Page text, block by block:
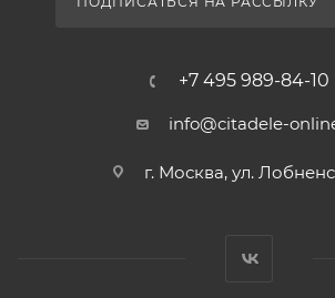
+7 495 989-84-10
info@citadele-
г. Москва, ул.